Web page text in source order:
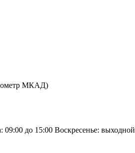
МКАД)
до 15:00 Воскресенье: выходной